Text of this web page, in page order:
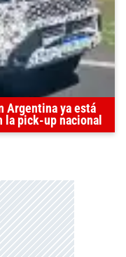
Argentina ya está
la pick-up nacional